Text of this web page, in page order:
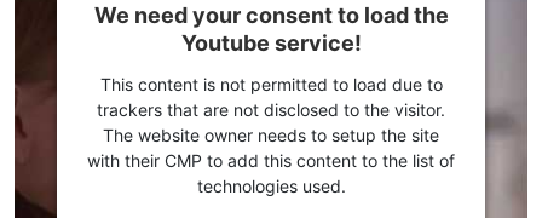
We need your consent to load the
Youtube service!
This content is not permitted to load due to
trackers that are not disclosed to the visitor.
The website owner needs to setup the site
with their CMP to add this content to the list of
technologies used.